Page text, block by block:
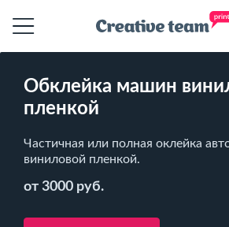
Обклейка машин
пленкой
Частичная или полная оклейка
виниловой пленкой.
от 3000 руб.